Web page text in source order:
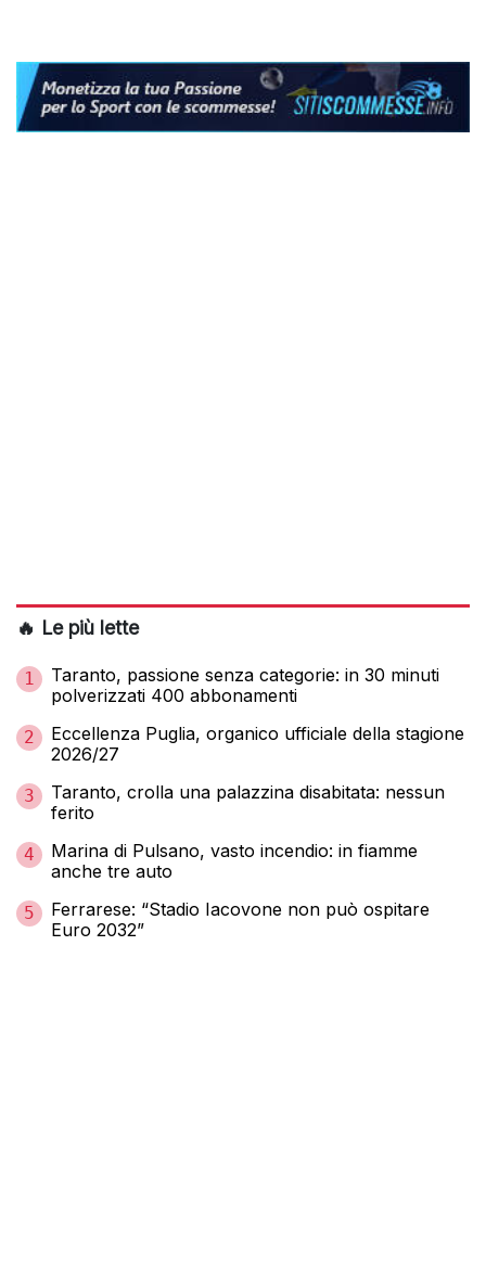
🔥 Le più lette
1
Taranto, passione senza categorie: in 30 minuti
polverizzati 400 abbonamenti
2
Eccellenza Puglia, organico ufficiale della stagione
2026/27
3
Taranto, crolla una palazzina disabitata: nessun
ferito
4
Marina di Pulsano, vasto incendio: in fiamme
anche tre auto
5
Ferrarese: “Stadio Iacovone non può ospitare
Euro 2032”